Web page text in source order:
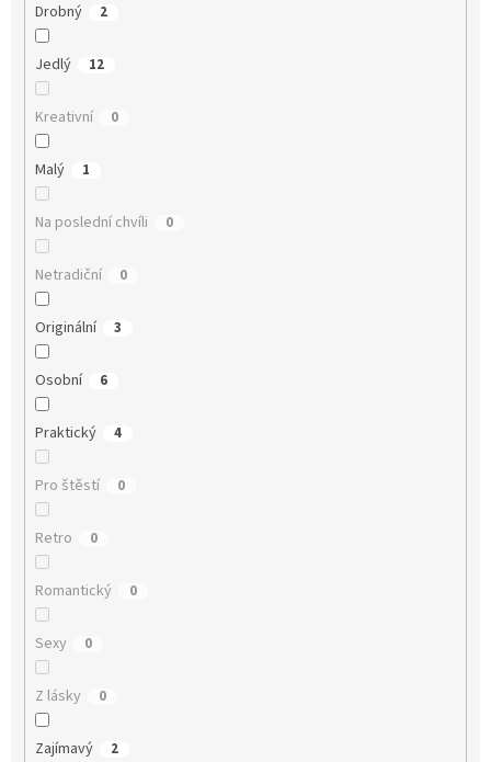
Drobný 2
Jedlý 12
Kreativní 0
Malý 1
Na poslední chvíli 0
Netradiční 0
Originální 3
Osobní 6
Praktický 4
Pro štěstí 0
Retro 0
Romantický 0
Sexy 0
Z lásky 0
Zajímavý 2